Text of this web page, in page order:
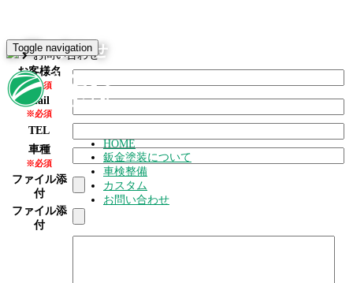
Toggle navigation
HOME
鈑金塗装について
車検整備
カスタム
お問い合わせ
お問い合わせ
お問い合わせ
お客様名
※必須
mail
※必須
TEL
車種
※必須
ファイル添
付
ファイル添
付